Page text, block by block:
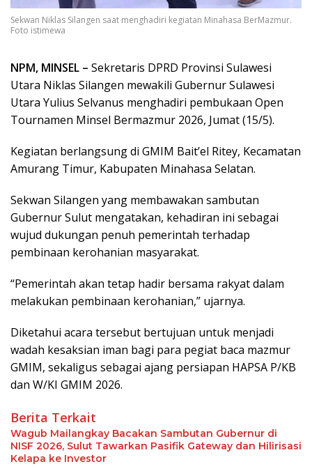
Sekwan Niklas Silangen saat menghadiri kegiatan Minahasa BerMazmur.
Foto istimewa
NPM, MINSEL – Sekretaris DPRD Provinsi Sulawesi
Utara Niklas Silangen mewakili Gubernur Sulawesi
Utara Yulius Selvanus menghadiri pembukaan Open
Tournamen Minsel Bermazmur 2026, Jumat (15/5).
Kegiatan berlangsung di GMIM Bait’el Ritey, Kecamatan
Amurang Timur, Kabupaten Minahasa Selatan.
Sekwan Silangen yang membawakan sambutan
Gubernur Sulut mengatakan, kehadiran ini sebagai
wujud dukungan penuh pemerintah terhadap
pembinaan kerohanian masyarakat.
“Pemerintah akan tetap hadir bersama rakyat dalam
melakukan pembinaan kerohanian,” ujarnya.
Diketahui acara tersebut bertujuan untuk menjadi
wadah kesaksian iman bagi para pegiat baca mazmur
GMIM, sekaligus sebagai ajang persiapan HAPSA P/KB
dan W/KI GMIM 2026.
Berita Terkait
Wagub Mailangkay Bacakan Sambutan Gubernur di
NISF 2026, Sulut Tawarkan Pasifik Gateway dan Hilirisasi
Kelapa ke Investor